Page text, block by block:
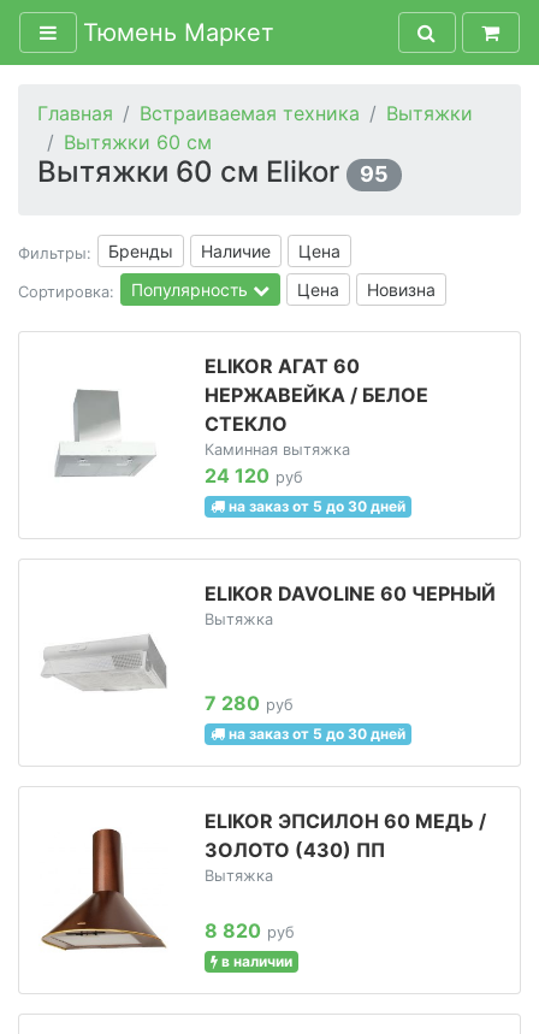
Тюмень Маркет
Главная Встраиваемая техника
Вытяжки
Вытяжки 60 см
Вытяжки 60 см Elikor 95
Фильтры: Бренды Наличие Цена
Сортировка: Популярность Цена Новизна
ELIKOR АГАТ 60
НЕРЖАВЕЙКА / БЕЛОЕ
СТЕКЛО
Каминная вытяжка
24 120 руб
на заказ от 5 до 30 дней
ELIKOR DAVOLINE 60 ЧЕРНЫЙ
Вытяжка
7 280 руб
на заказ от 5 до 30 дней
ELIKOR ЭПСИЛОН 60 МЕДЬ /
ЗОЛОТО (430) ПП
Вытяжка
8 820 руб
в наличии